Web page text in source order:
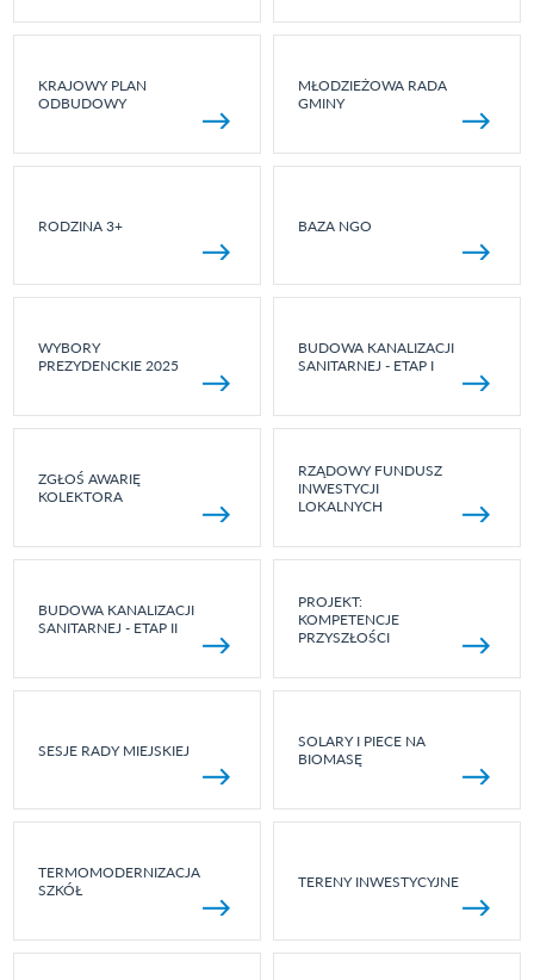
KRAJOWY PLAN
ODBUDOWY
MŁODZIEŻOWA RADA
GMINY
RODZINA 3+ BAZA NGO
WYBORY
PREZYDENCKIE 2025
BUDOWA KANALIZACJI
SANITARNEJ - ETAP I
ZGŁOŚ AWARIĘ
KOLEKTORA
RZĄDOWY FUNDUSZ
INWESTYCJI
LOKALNYCH
BUDOWA KANALIZACJI
SANITARNEJ - ETAP II
PROJEKT:
KOMPETENCJE
PRZYSZŁOŚCI
SESJE RADY MIEJSKIEJ
SOLARY I PIECE NA
BIOMASĘ
TERMOMODERNIZACJA
SZKÓŁ
TERENY INWESTYCYJNE